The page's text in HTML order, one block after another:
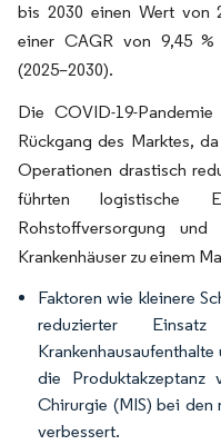
bis 2030 einen Wert von
einer CAGR von 9,45 %
(2025–2030).
Die COVID-19-
Rückgang des Marktes,
Operationen drastisch
führten logistische
Rohstoffversorgung
Krankenhäuser zu einem
Faktoren wie kleinere
reduzierter
die Produktakzeptanz
Chirurgie (MIS) bei den
verbessert.